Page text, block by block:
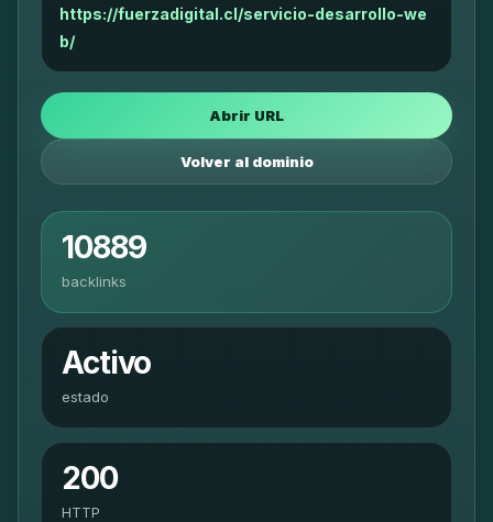
https://fuerzadigital.cl/servicio-desarrollo-we
b/
Abrir URL
Volver al dominio
10889
backlinks
Activo
estado
200
HTTP